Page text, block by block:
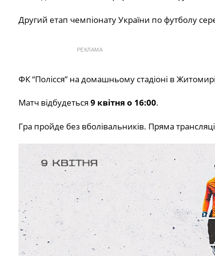
Другий етап чемпіонату України по футболу
РЕКЛАМА
ФК “Полісся” на домашньому стадіоні в
Матч відбудеться 9 квітня о 16:00.
Гра пройде без вболівальників. Пряма